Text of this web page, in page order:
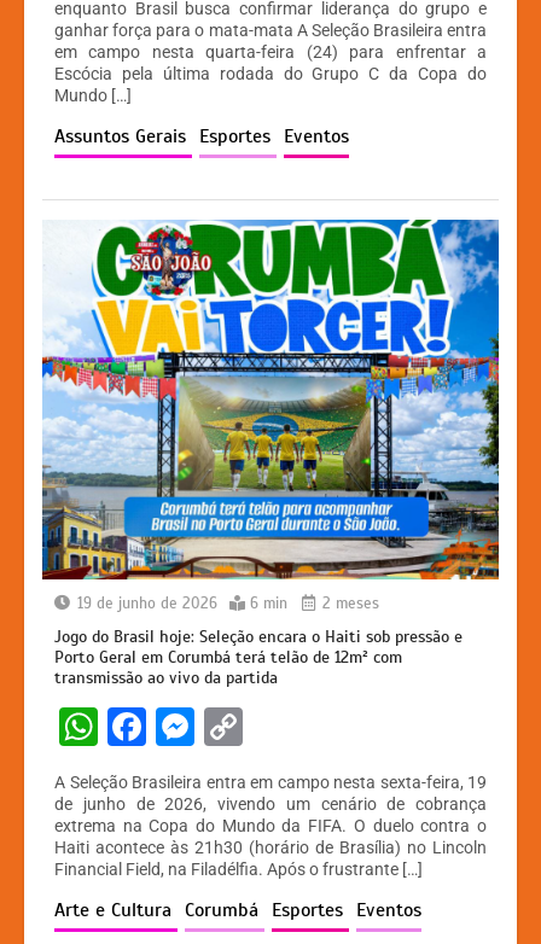
s
A
p
p
e
b
o
o
k
s
e
n
g
er
y
Li
n
k
enquanto Brasil busca confirmar liderança do grupo e
ganhar força para o mata-mata A Seleção Brasileira entra
em campo nesta quarta-feira (24) para enfrentar a
Escócia pela última rodada do Grupo C da Copa do
Mundo […]
Assuntos Gerais Esportes Eventos
19 de junho de 2026 6 min 2 meses
Jogo do Brasil hoje: Seleção encara o Haiti sob pressão e
Porto Geral em Corumbá terá telão de 12m² com
transmissão ao vivo da partida
W
h
at
s
A
p
F
c
e
b
o
M
s
s
e
n
p
y
Li
n
A Seleção Brasileira entra em campo nesta sexta-feira, 19
de junho de 2026, vivendo um cenário de cobrança
extrema na Copa do Mundo da FIFA. O duelo contra o
Haiti acontece às 21h30 (horário de Brasília) no Lincoln
Financial Field, na Filadélfia. Após o frustrante […]
Arte e Cultura Corumbá Esportes Eventos